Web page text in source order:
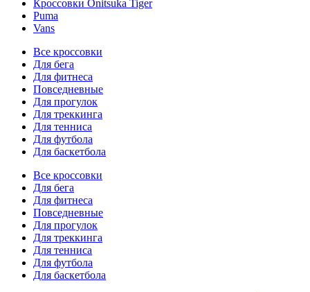
Кроссовки Onitsuka Tiger
Puma
Vans
Все кроссовки
Для бега
Для фитнеса
Повседневные
Для прогулок
Для треккинга
Для тенниса
Для футбола
Для баскетбола
Все кроссовки
Для бега
Для фитнеса
Повседневные
Для прогулок
Для треккинга
Для тенниса
Для футбола
Для баскетбола